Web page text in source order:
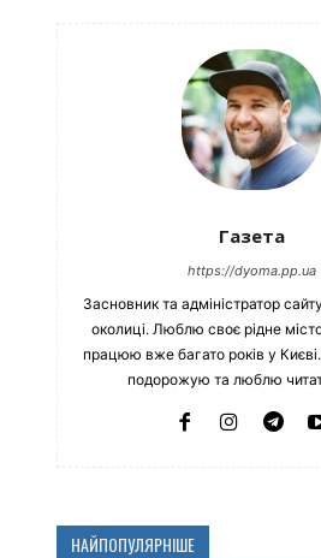
Газета
https://dyoma.pp.ua
Засновник та адміністратор
околиці. Люблю своє рідне
працюю вже багато років у
подорожую та люблю
НАЙПОПУЛЯРНІШЕ